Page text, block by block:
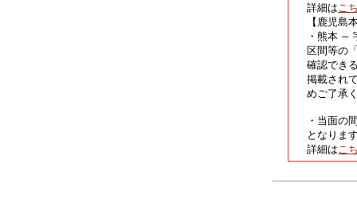
詳細はこ
【鹿児島
・熊本 ～
区間等の
確認でき
掲載され
めご了承
・当面の
となります
詳細はこ